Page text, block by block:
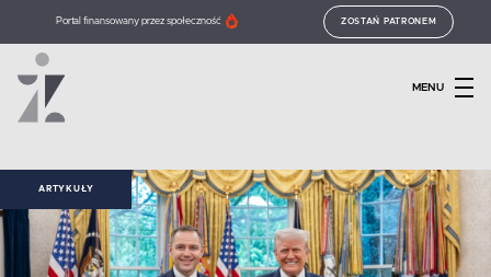
Portal finansowany przez społeczność ZOSTAŃ PATRONEM
MENU
ARTYKUŁY